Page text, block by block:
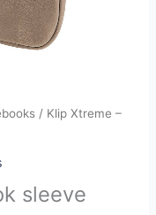
/ Klip Xtreme –
sleeve